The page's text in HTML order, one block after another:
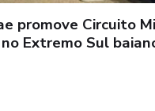
promove Circuito
Extremo Sul